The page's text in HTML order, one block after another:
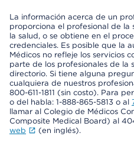
La información acerca de un
proporciona el profesional de la
la salud, o se obtiene en el
credenciales. Es posible que la
Médicos no refleje los servicios
parte de los profesionales de la
directorio. Si tiene alguna
cualquiera de nuestros
800-611-1811 (sin costo). Para
o del habla: 1-888-865-5813 o al
llamar al Colegio de Médicos
Composite Medical Board) al
web
(en inglés).